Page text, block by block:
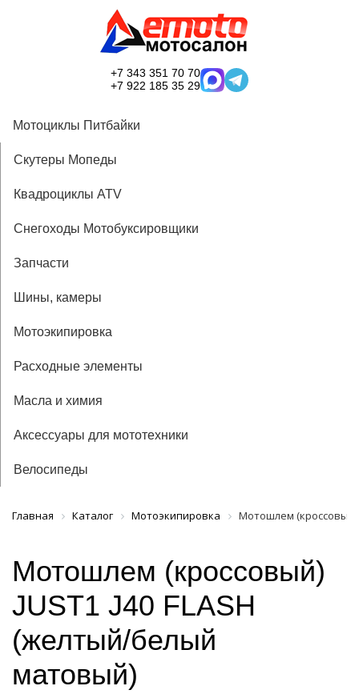
+7 343 351 70 70
+7 922 185 35 29
Мотоциклы Питбайки
Скутеры Мопеды
Квадроциклы ATV
Снегоходы Мотобуксировщики
Запчасти
Шины, камеры
Мотоэкипировка
Расходные элементы
Масла и химия
Аксессуары для мототехники
Велосипеды
Главная Каталог Мотоэкипировка Мотошлем (кроссовый)
Мотошлем (кроссовый)
JUST1 J40 FLASH
(желтый/белый
матовый)